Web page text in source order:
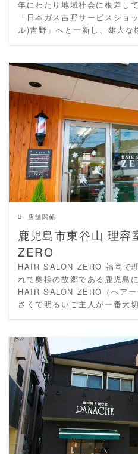
年にわたり地域社会に根差し
「日本ガス吉野サービスショ
ル)吉野」へと一新し、雄大
READ
店舗関係
鹿児島市東谷山 理
ZERO
HAIR SALON ZERO 福岡で
れて奥様の故郷である鹿児島
HAIR SALON ZERO（ヘア
さくで明るいご主人が一番大
READ